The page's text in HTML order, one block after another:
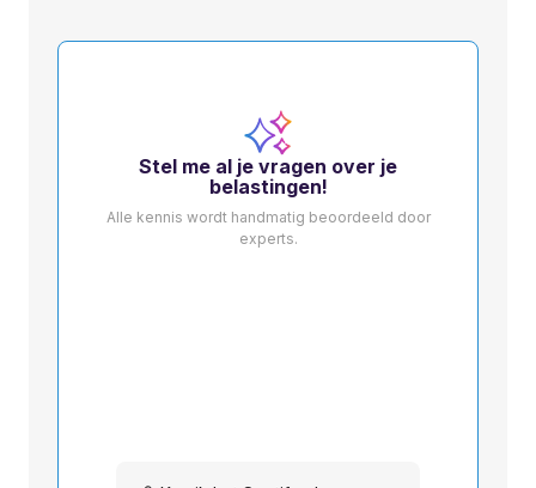
Stel me al je vragen over je
belastingen!
Alle kennis wordt handmatig beoordeeld door
experts.